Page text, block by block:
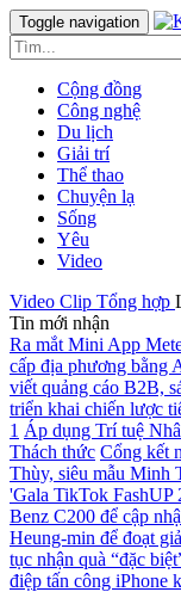
Toggle navigation
Cộng đồng
Công nghệ
Du lịch
Giải trí
Thể thao
Chuyện lạ
Sống
Yêu
Video
Video Clip Tổng hợp
Tin mới nhận
Ra mắt Mini App
cấp địa phương bằng
viết quảng cáo B2B,
triển khai chiến lược
1 Áp dụng Trí tuệ
Thách thức Cổng kết
Thùy, siêu mẫu Minh
'Gala TikTok FashUP
Benz C200 để cập
Heung-min để đoạt
tục nhận quà “đặc
điệp tấn công iPhone